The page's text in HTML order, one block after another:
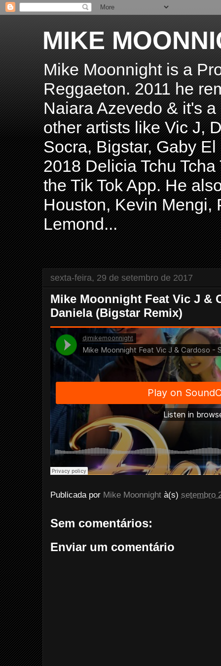
MIKE
Mike Moonnight is a
Reggaeton. 2011 he
Naiara Azevedo & it's
other artists like Vic J,
Socra, Bigstar, Gaby
2018 Delicia Tchu
the Tik Tok App. He
Houston, Kevin Mengi,
Lemond...
sexta-feira, 29 de setembro de 2017
Mike Moonnight Feat Vic J &
Daniela (Bigstar Remix)
Publicada por Mike Moonnight à(s) setembro
Sem comentários:
Enviar um comentário